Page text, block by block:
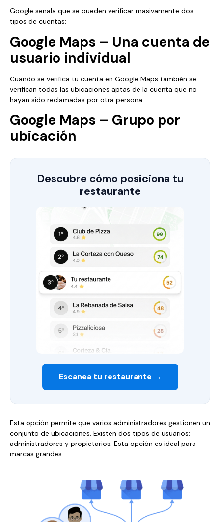
Google señala que se pueden verificar masivamente dos
tipos de cuentas:
Google Maps – Una cuenta de
usuario individual
Cuando se verifica tu cuenta en Google Maps también se
verifican todas las ubicaciones aptas de la cuenta que no
hayan sido reclamadas por otra persona.
Google Maps – Grupo por
ubicación
Descubre cómo posiciona tu
restaurante
Escanea tu restaurante →
Esta opción permite que varios administradores gestionen un
conjunto de ubicaciones. Existen dos tipos de usuarios:
administradores y propietarios. Esta opción es ideal para
marcas grandes.